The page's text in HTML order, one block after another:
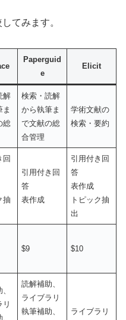
てみます。
Paperguid
e
Elicit
解
ま
総
検索・読解
から執筆ま
で文献の総
合管理
学術文献の
検索・要約
回
抽
引用付き回
答
表作成
引用付き回
答
表作成
トピック抽
出
$9 $10
リ
読解補助、
ライブラリ
執筆補助、
ライブラリ